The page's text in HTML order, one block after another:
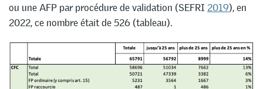
ou une AFP par procédure de validation (SEFRI 2019), en
2022, ce nombre était de 526 (tableau).